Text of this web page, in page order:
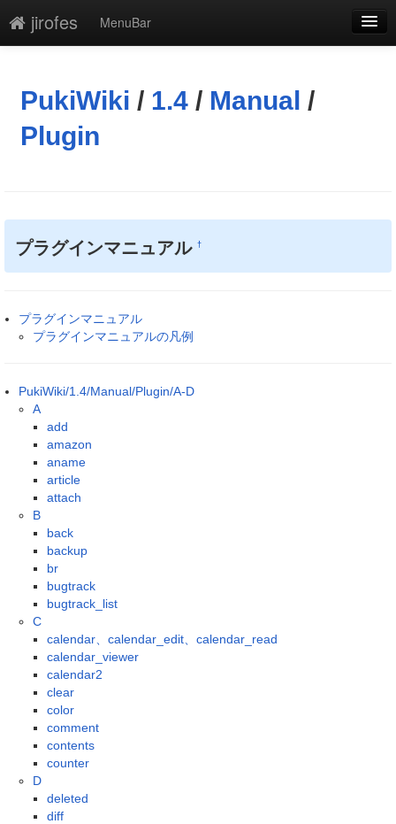
jirofes
MenuBar
添付
凍結解除
一覧
単語検索
PukiWiki / 1.4 / Manual /
Plugin
プラグインマニュアル†
プラグインマニュアル
プラグインマニュアルの凡例
PukiWiki/1.4/Manual/Plugin/A-D
A
add
amazon
aname
article
attach
B
back
backup
br
bugtrack
bugtrack_list
C
calendar、calendar_edit、calendar_read
calendar_viewer
calendar2
clear
color
comment
contents
counter
D
deleted
diff